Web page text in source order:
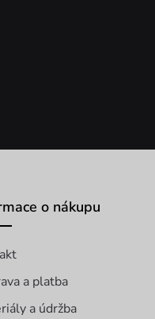
o nákupu
a platba
a údržba